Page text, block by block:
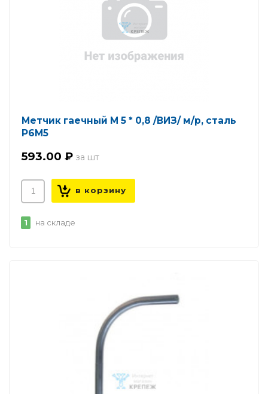
Метчик гаечный М 5 * 0,8 /ВИЗ/ м/р, сталь
Р6М5
593.00 ₽
1 на складе